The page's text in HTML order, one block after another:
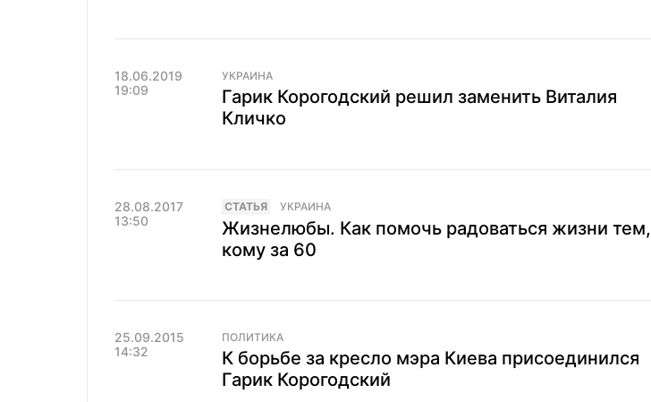
18.06.2019
19:09
УКРАИНА
Гарик Корогодский решил заменить Виталия
Кличко
28.08.2017
13:50
CТАТЬЯ УКРАИНА
Жизнелюбы. Как помочь радоваться жизни тем,
кому за 60
25.09.2015
14:32
ПОЛИТИКА
К борьбе за кресло мэра Киева присоединился
Гарик Корогодский